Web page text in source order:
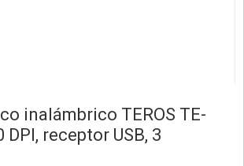
inalámbrico TEROS TE-
DPI, receptor USB, 3